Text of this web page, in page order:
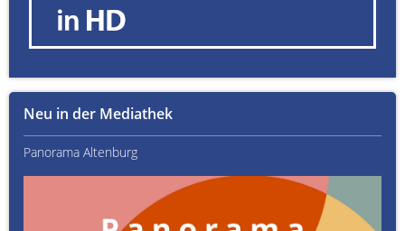
Neu in der Mediathek
Panorama Altenburg